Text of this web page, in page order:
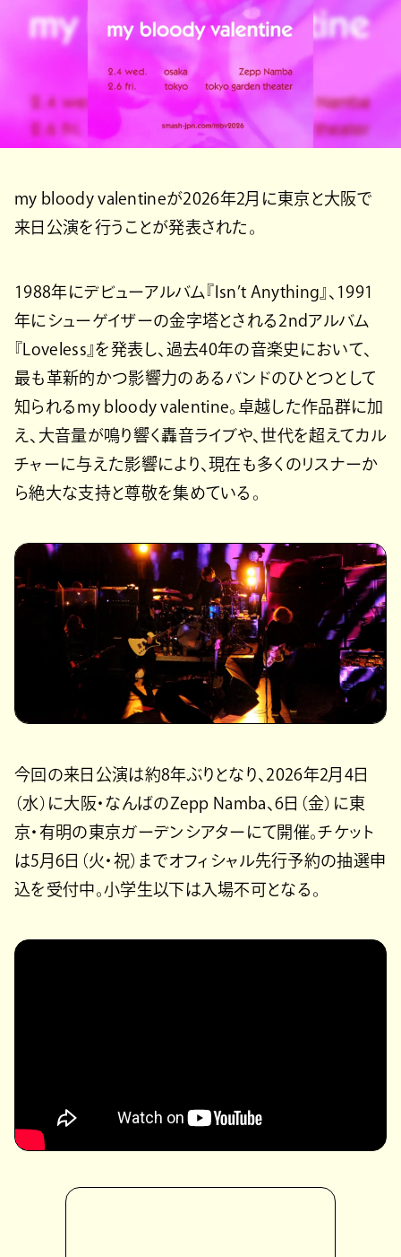
my bloody valentineが2026年2月に東京と大阪で
来日公演を行うことが発表された。
1988年にデビューアルバム『Isn’t Anything』、1991
年にシューゲイザーの金字塔とされる2ndアルバム
『Loveless』を発表し、過去40年の音楽史において、
最も革新的かつ影響力のあるバンドのひとつとして
知られるmy bloody valentine。卓越した作品群に加
え、大音量が鳴り響く轟音ライブや、世代を超えてカル
チャーに与えた影響により、現在も多くのリスナーか
ら絶大な支持と尊敬を集めている。
今回の来日公演は約8年ぶりとなり、2026年2月4日
（水）に大阪・なんばのZepp Namba、6日（金）に東
京・有明の東京ガーデンシアターにて開催。チケット
は5月6日（火・祝）までオフィシャル先行予約の抽選申
込を受付中。小学生以下は入場不可となる。